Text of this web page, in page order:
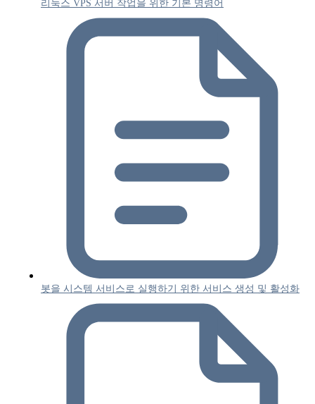
리눅스 VPS 서버 작업을 위한 기본 명령어
봇을 시스템 서비스로 실행하기 위한 서비스 생성 및 활성화